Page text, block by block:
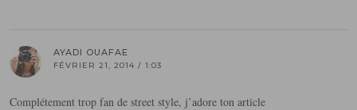
AYADI OUAFAE
FÉVRIER 21, 2014 / 1:03
Complétement trop fan de street style, j’adore ton article